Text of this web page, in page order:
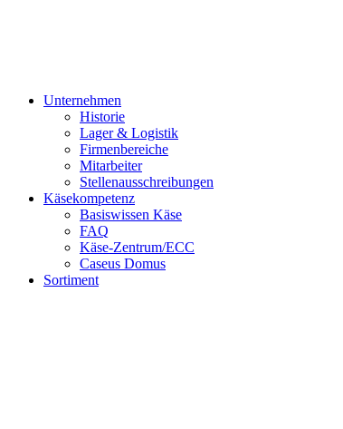
Unternehmen
Historie
Lager & Logistik
Firmenbereiche
Mitarbeiter
Stellenausschreibungen
Käsekompetenz
Basiswissen Käse
FAQ
Käse-Zentrum/ECC
Caseus Domus
Sortiment